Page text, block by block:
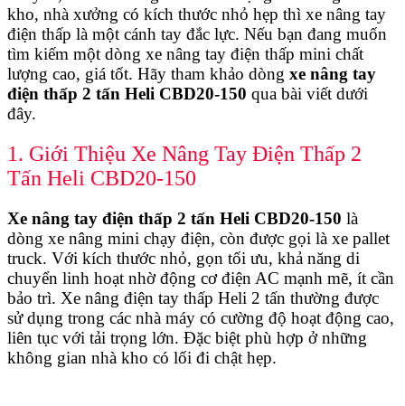
kho, nhà xưởng có kích thước nhỏ hẹp thì xe nâng tay
điện thấp là một cánh tay đắc lực. Nếu bạn đang muốn
tìm kiếm một dòng xe nâng tay điện thấp mini chất
lượng cao, giá tốt. Hãy tham khảo dòng xe nâng tay
điện thấp 2 tấn Heli CBD20-150 qua bài viết dưới
đây.
1. Giới Thiệu Xe Nâng Tay Điện Thấp 2
Tấn Heli CBD20-150
Xe nâng tay điện thấp 2 tấn Heli CBD20-150 là
dòng xe nâng mini chạy điện, còn được gọi là xe pallet
truck. Với kích thước nhỏ, gọn tối ưu, khả năng di
chuyển linh hoạt nhờ động cơ điện AC mạnh mẽ, ít cần
bảo trì. Xe nâng điện tay thấp Heli 2 tấn thường được
sử dụng trong các nhà máy có cường độ hoạt động cao,
liên tục với tải trọng lớn. Đặc biệt phù hợp ở những
không gian nhà kho có lối đi chật hẹp.